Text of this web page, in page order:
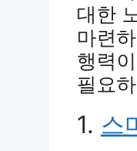
대한
마련
행력
필요
1. 스